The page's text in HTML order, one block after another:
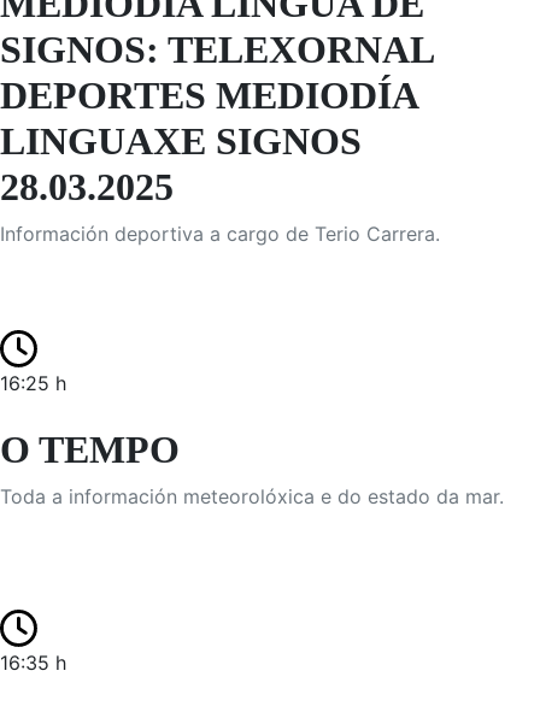
SIGNOS: TELEXORNAL
DEPORTES MEDIODÍA
LINGUAXE SIGNOS
28.03.2025
Información deportiva a cargo de Terio Carrera.
16:25 h
O TEMPO
Toda a información meteorolóxica e do estado da mar.
16:35 h